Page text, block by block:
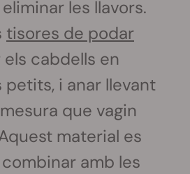
les llavors.
tisores de podar
cabdells en
petits, i anar llevant
que vagin
material es
amb les